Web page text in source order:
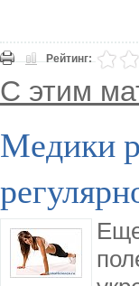
Рейтинг:
С этим
Медики